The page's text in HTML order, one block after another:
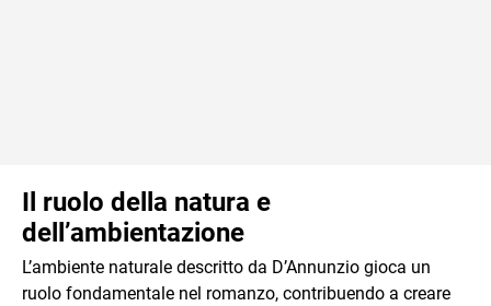
Il ruolo della natura e
dell’ambientazione
L’ambiente naturale descritto da D’Annunzio gioca un
ruolo fondamentale nel romanzo, contribuendo a creare